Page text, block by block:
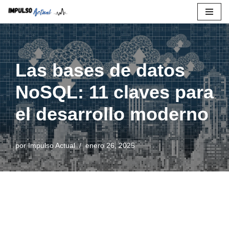
Saltar
al
contenido
Las bases de datos
NoSQL: 11 claves para
el desarrollo moderno
porImpulso Actual enero 26, 2025